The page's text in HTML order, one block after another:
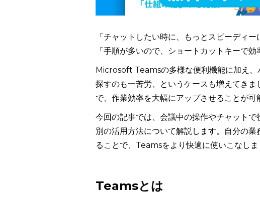
「チャットしたい時に、もっとスピーディー
「手順が多いので、ショートカットキーで
Microsoft Teamsの多様な便利機能に加え、
探すのも一苦労、というケースも増えてき
で、作業効率を大幅にアップさせることが可
今回の記事では、会議中の操作やチャット
別の活用方法について解説します。自分の
ることで、Teamsをより快適に使いこなしま
Teamsとは